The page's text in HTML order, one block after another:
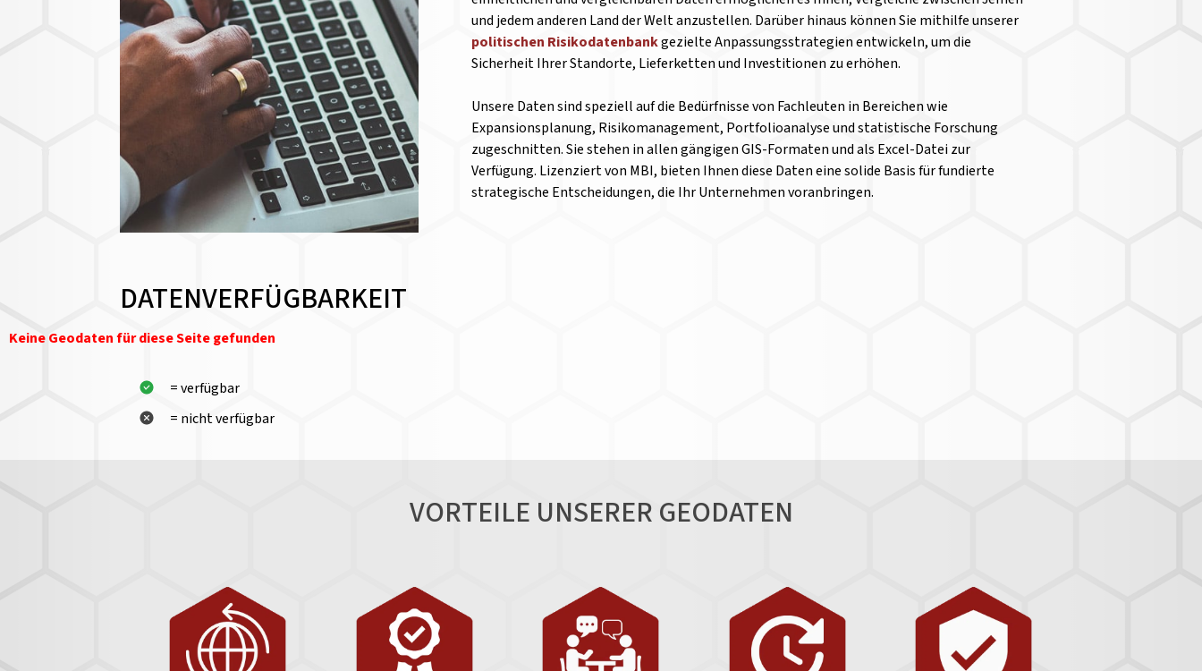
und jedem anderen Land der Welt anzustellen. Darüber hinaus können Sie mithilfe unserer
politischen Risikodatenbankgezielte Anpassungsstrategien entwickeln, um die
Sicherheit Ihrer Standorte, Lieferketten und Investitionen zu erhöhen.
Unsere Daten sind speziell auf die Bedürfnisse von Fachleuten in Bereichen wie
Expansionsplanung, Risikomanagement, Portfolioanalyse und statistische Forschung
zugeschnitten. Sie stehen in allen gängigen GIS-Formaten und als Excel-Datei zur
Verfügung. Lizenziert von MBI, bieten Ihnen diese Daten eine solide Basis für fundierte
strategische Entscheidungen, die Ihr Unternehmen voranbringen.
DATENVERFÜGBARKEIT
Keine Geodaten für diese Seite gefunden
= verfügbar
= nicht verfügbar
VORTEILE UNSERER GEODATEN